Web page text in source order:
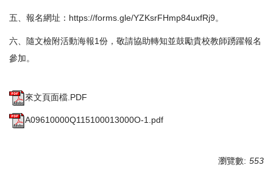
五、報名網址： https://forms.gle/YZKsrFHmp84uxfRj9。
六、隨文檢附活動海報1份，敬請協助轉知並鼓勵貴校教師踴躍報名
參加。
來文頁面檔.PDF
A09610000Q115100013000O-1.pdf
瀏覽數: 553